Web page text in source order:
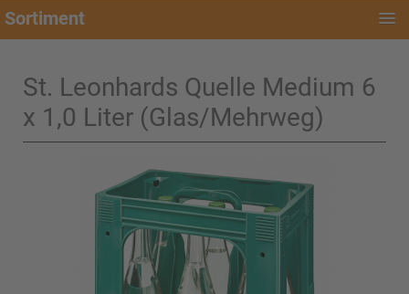
Sortiment
St. Leonhards Quelle Medium 6
x 1,0 Liter (Glas/Mehrweg)